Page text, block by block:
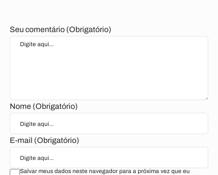
Seu comentário (Obrigatório)
Nome (Obrigatório)
E-mail (Obrigatório)
Salvar meus dados neste navegador para a próxima vez que eu